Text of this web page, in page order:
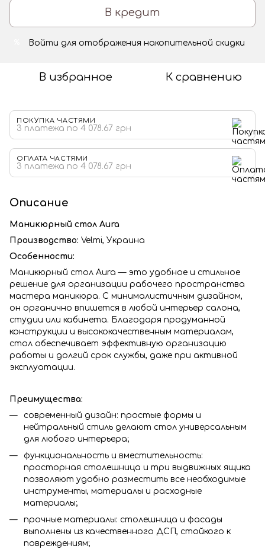
В кредит
Войти для отображения накопительной скидки
В избранное К сравнению
ПОКУПКА ЧАСТЯМИ
3 платежа по 4 078.67 грн
ОПЛАТА ЧАСТЯМИ
3 платежа по 4 078.67 грн
Описание
Маникюрный стол Aura
Производство: Velmi, Украина
Особенности:
Маникюрный стол Aura — это удобное и стильное
решение для организации рабочего пространства
мастера маникюра. С минималистичным дизайном,
он органично впишется в любой интерьер салона,
студии или кабинета. Благодаря продуманной
конструкции и высококачественным материалам,
стол обеспечивает эффективную организацию
работы и долгий срок службы, даже при активной
эксплуатации.
Преимущества:
современный дизайн: простые формы и
нейтральный стиль делают стол универсальным
для любого интерьера;
функциональность и вместительность:
просторная столешница и три выдвижных ящика
позволяют удобно разместить все необходимые
инструменты, материалы и расходные
материалы;
прочные материалы: столешница и фасады
выполнены из качественного ДСП, стойкого к
повреждениям;